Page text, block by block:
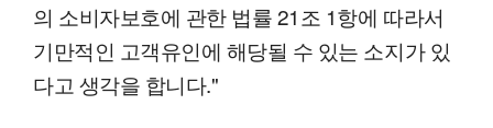
의 소비자보호에 관한 법률 21조 1항에 따라서
기만적인 고객유인에 해당될 수 있는 소지가 있
다고 생각을 합니다."